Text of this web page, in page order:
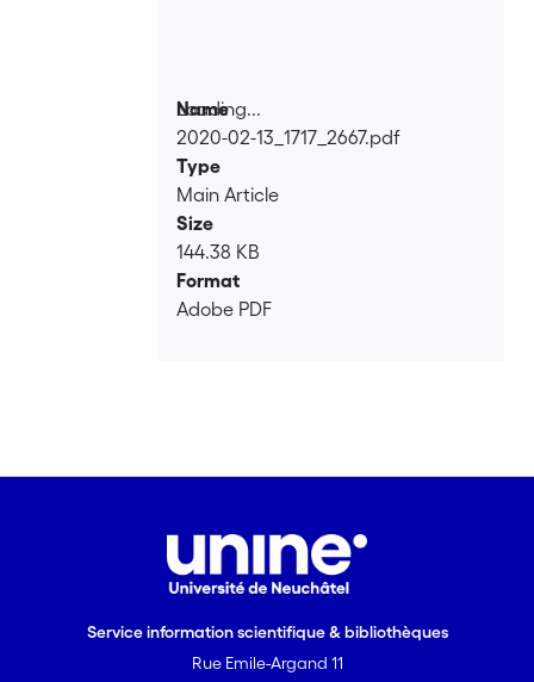
Loading...
Loading...
Name
2020-02-13_1717_2667.pdf
Type
Main Article
Size
144.38 KB
Format
Adobe PDF
Service information scientifique & bibliothèques
Rue Emile-Argand 11